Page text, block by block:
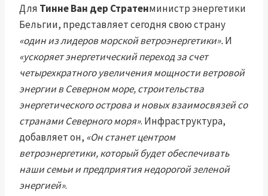
Для Тинне Ван дер Стратенминистр энергетики
Бельгии, представляет сегодня свою страну
«один из лидеров морской ветроэнергетики».И
«ускоряет энергетический переход за счет
четырехкратного увеличения мощности ветровой
энергии в Северном море, строительства
энергетического острова и новых взаимосвязей со
странами Северного моря». Инфраструктура,
добавляет он, «Он станет центром
ветроэнергетики, который будет обеспечивать
наши семьи и предприятия недорогой зеленой
энергией».